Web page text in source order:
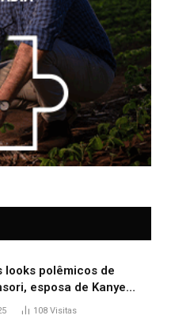
looks polêmicos de
esposa de Kanye
nua no Grammy
108 Visitas